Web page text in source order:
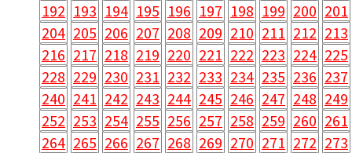
192 193 194 195 196 197 198 199 200 201
204 205 206 207 208 209 210 211 212 213
216 217 218 219 220 221 222 223 224 225
228 229 230 231 232 233 234 235 236 237
240 241 242 243 244 245 246 247 248 249
252 253 254 255 256 257 258 259 260 261
264 265 266 267 268 269 270 271 272 273